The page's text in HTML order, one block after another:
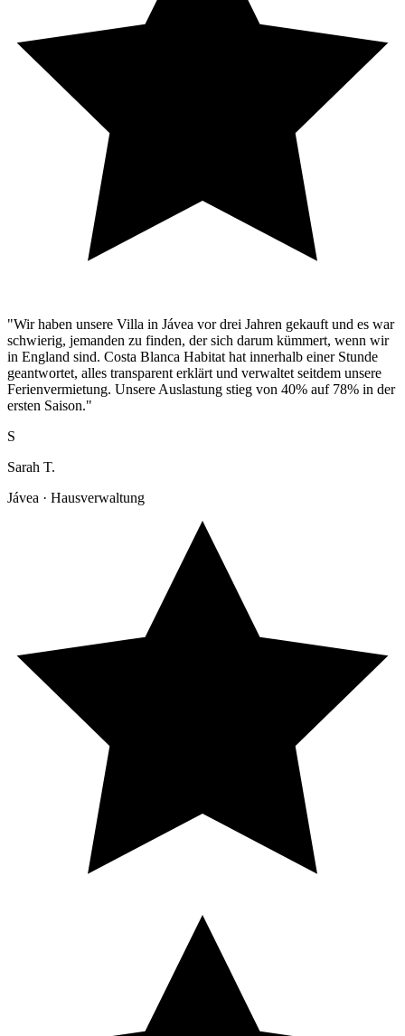
"Wir haben unsere Villa in Jávea vor drei Jahren gekauft und es war
schwierig, jemanden zu finden, der sich darum kümmert, wenn wir
in England sind. Costa Blanca Habitat hat innerhalb einer Stunde
geantwortet, alles transparent erklärt und verwaltet seitdem unsere
Ferienvermietung. Unsere Auslastung stieg von 40% auf 78% in der
ersten Saison."
S
Sarah T.
Jávea · Hausverwaltung